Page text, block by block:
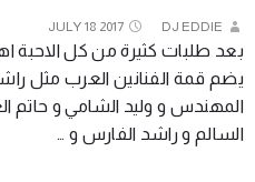
JULY 18 2017 DJ EDDIE
يضم قمة الفنانين العرب مثل
المهندس و وليد الشامي و حاتم
السالم و راشد الفارس و …